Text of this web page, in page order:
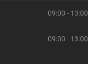
09:00 - 13:00
09:00 - 13:00